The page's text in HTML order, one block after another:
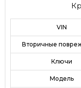
VIN
Вторичные
Ключи
Модель